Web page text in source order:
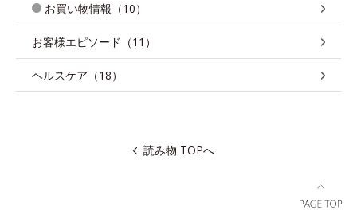
お買い物情報（10）
お客様エピソード（11）
ヘルスケア（18）
読み物 TOPへ